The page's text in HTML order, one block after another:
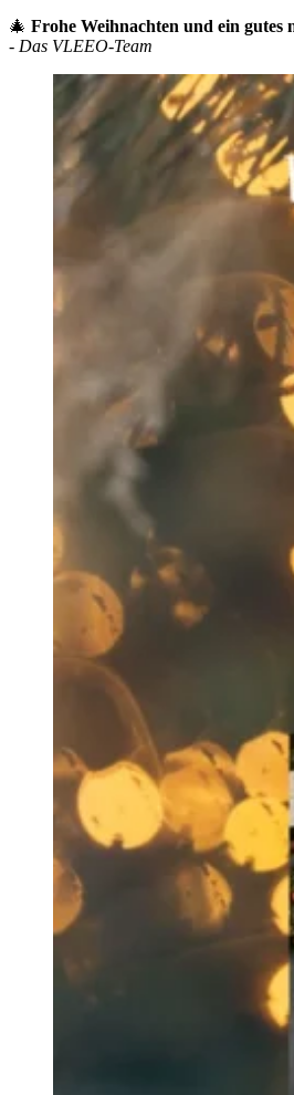
🎄 Frohe Weihnachten und ein gutes
- Das VLEEO-Team